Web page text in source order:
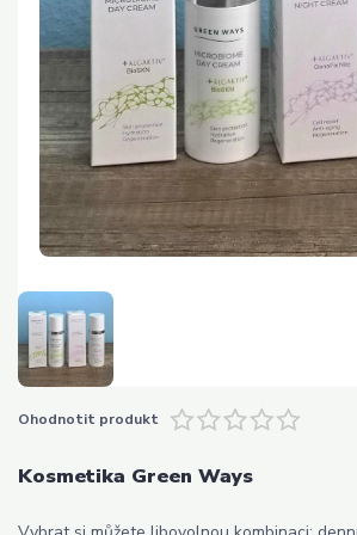
Ohodnotit produkt
Kosmetika Green Ways